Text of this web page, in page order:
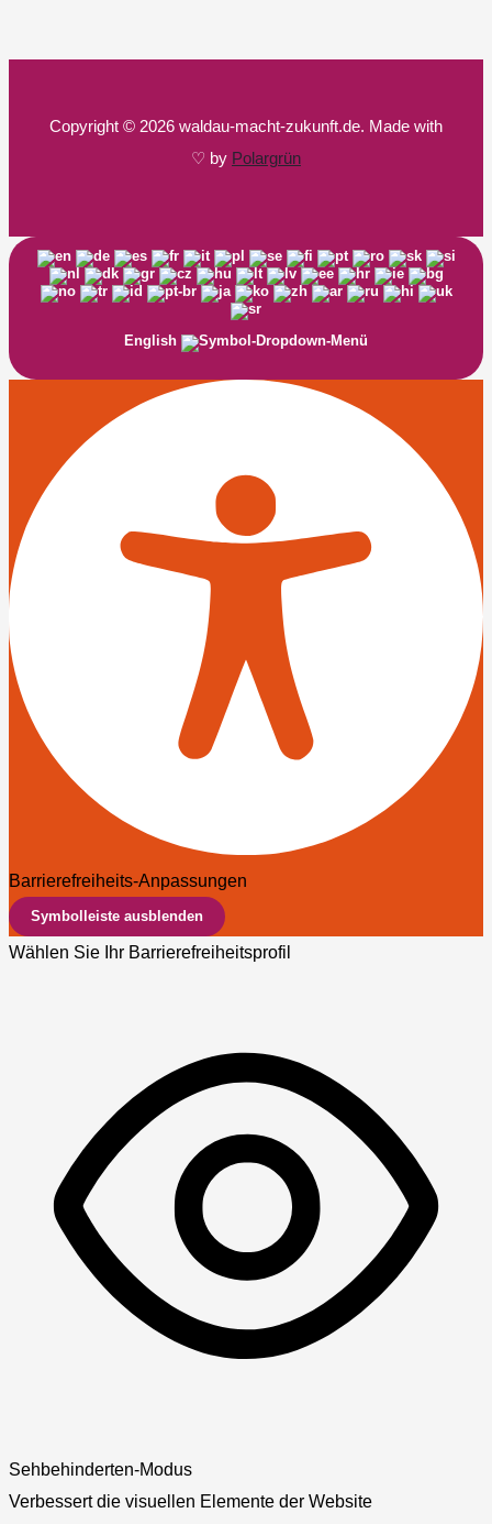
Copyright © 2026 waldau-macht-zukunft.de. Made with
♡ by Polargrün
English
Barrierefreiheits-Anpassungen
Symbolleiste ausblenden
Wählen Sie Ihr Barrierefreiheitsprofil
Sehbehinderten-Modus
Verbessert die visuellen Elemente der Website